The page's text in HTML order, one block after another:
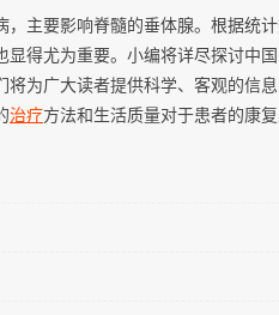
，主要影响脊髓的垂体腺。根据统
显得尤为重要。小编将详尽探讨中
为广大读者提供科学、客观的信
治疗方法和生活质量对于患者的康